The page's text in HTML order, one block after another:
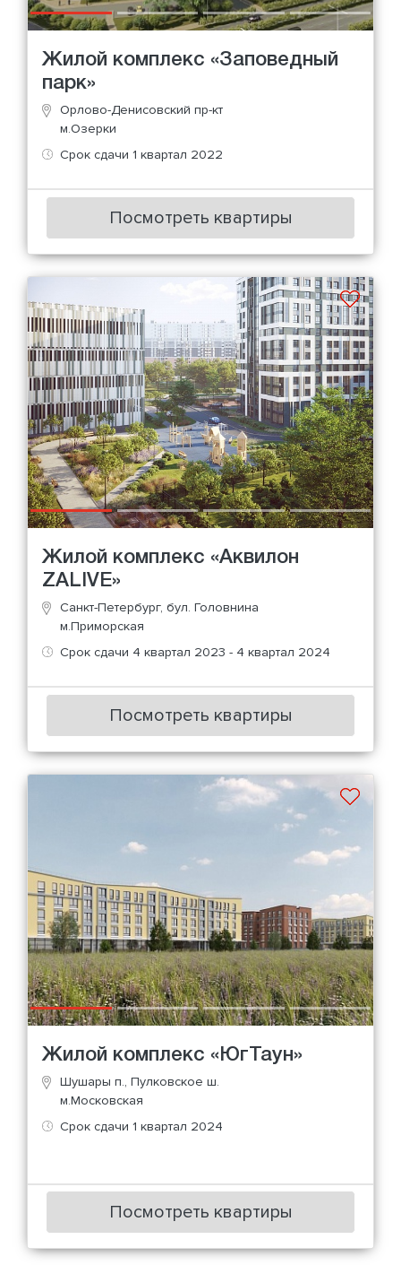
Жилой комплекс «Заповедный
парк»
Орлово-Денисовский пр-кт
м.Озерки
Срок сдачи 1 квартал 2022
Посмотреть квартиры
Жилой комплекс «Аквилон
ZALIVE»
Санкт-Петербург, бул. Головнина
м.Приморская
Срок сдачи 4 квартал 2023 - 4 квартал 2024
Посмотреть квартиры
Жилой комплекс «ЮгТаун»
Шушары п., Пулковское ш.
м.Московская
Срок сдачи 1 квартал 2024
Посмотреть квартиры